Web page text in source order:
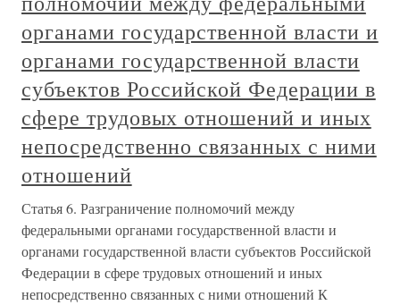
органами государственной власти и
органами государственной власти
субъектов Российской Федерации в
сфере трудовых отношений и иных
непосредственно связанных с ними
отношений
Статья 6. Разграничение полномочий между
федеральными органами государственной власти и
органами государственной власти субъектов Российской
Федерации в сфере трудовых отношений и иных
непосредственно связанных с ними отношений К